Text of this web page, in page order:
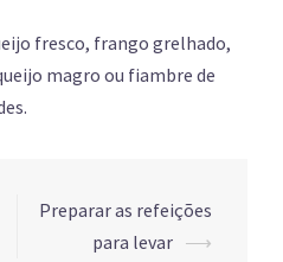
fresco, frango grelhado,
magro ou fiambre de
Preparar as refeições
para levar ⟶